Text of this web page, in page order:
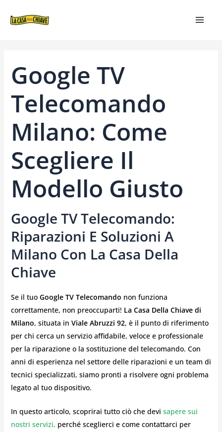
Google TV
Telecomando
Milano: Come
Scegliere Il
Modello Giusto
Google TV Telecomando:
Riparazioni E Soluzioni A
Milano Con La Casa Della
Chiave
Se il tuo Google TV Telecomando non funziona
correttamente, non preoccuparti! La Casa Della Chiave di
Milano, situata in Viale Abruzzi 92, è il punto di riferimento
per chi cerca un servizio affidabile, veloce e professionale
per la riparazione o la sostituzione del telecomando. Con
anni di esperienza nel settore delle riparazioni e un team di
tecnici specializzati, siamo pronti a risolvere ogni problema
legato al tuo dispositivo.
In questo articolo, scoprirai tutto ciò che devi sapere sui
nostri servizi, perché sceglierci e come contattarci per
ARTICOLI